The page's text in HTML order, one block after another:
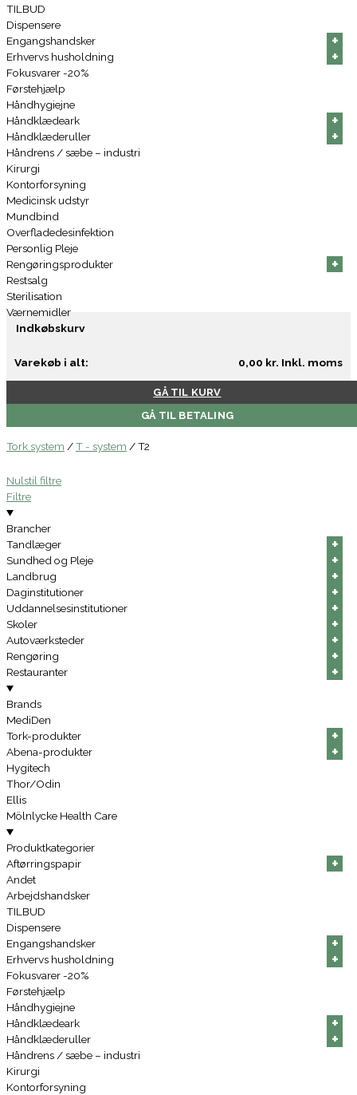
TILBUD
Dispensere
Engangshandsker
+
+
+
+
+
+
Erhvervs husholdning +
+
+
+
+
+
Fokusvarer -20%
Førstehjælp
Håndhygiejne
Håndklædeark
+
+
+
+
+
+
Håndklæderuller +
+
+
+
+
+
Håndrens / sæbe – industri
Kirurgi
Kontorforsyning
Medicinsk udstyr
Mundbind
Overfladedesinfektion
Personlig Pleje
Rengøringsprodukter
+
+
+
+
+
+
Restsalg
Sterilisation
Værnemidler
Indkøbskurv
Varekøb i alt: 0,00 kr. Inkl. moms
GÅ TIL KURV
GÅ TIL BETALING
Tork system /T - system /T2
Nulstil filtre
Filtre
Brancher
Tandlæger
+
+
+
+
+
+
Sundhed og Pleje +
+
+
+
+
+
Landbrug +
+
+
+
+
+
Daginstitutioner +
+
+
+
+
+
Uddannelsesinstitutioner +
+
+
+
+
+
Skoler +
+
+
+
+
+
Autoværksteder +
+
+
+
+
+
Rengøring +
+
+
+
+
+
Restauranter +
+
+
+
+
+
Brands
MediDen
Tork-produkter
+
+
+
+
+
+
Abena-produkter +
+
+
+
+
+
Hygitech
Thor/Odin
Ellis
Mölnlycke Health Care
Produktkategorier
Aftørringspapir
+
+
+
+
+
+
Andet
Arbejdshandsker
TILBUD
Dispensere
Engangshandsker
+
+
+
+
+
+
Erhvervs husholdning +
+
+
+
+
+
Fokusvarer -20%
Førstehjælp
Håndhygiejne
Håndklædeark
+
+
+
+
+
+
Håndklæderuller +
+
+
+
+
+
Håndrens / sæbe – industri
Kirurgi
Kontorforsyning